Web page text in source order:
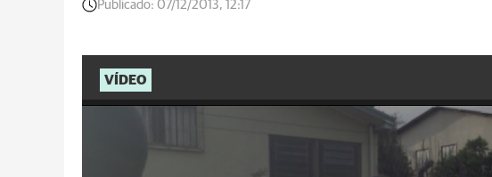
Publicado: 07/12/2013, 12:17
VÍDEO